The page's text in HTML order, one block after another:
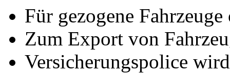
Für gezogene
Zum Export von
Versicherungspolice